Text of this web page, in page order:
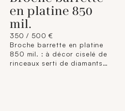
en platine 850
mil.
350 / 500 €
Broche barrette en platine
850 mil. : à décor ciselé de
rinceaux serti de diamants